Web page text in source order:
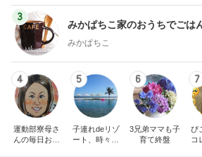
3
みかぱちこ家のおうちでごは
みかぱちこ
4
運動部寮母さ
んの毎日お弁
5
子連れdeリゾ
ート、時々キ
6
3兄弟ママも子
育て終盤
7
ぴ
コ